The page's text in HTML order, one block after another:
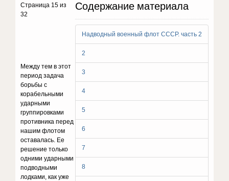
Содержание материала
Надводный военный флот СССР. часть 2
2
3
4
5
6
7
8
Страница 15 из
32
Между тем в этот
период задача
борьбы с
корабельными
ударными
группировками
противника перед
нашим флотом
оставалась. Ее
решение только
одними ударными
подводными
лодками, как уже